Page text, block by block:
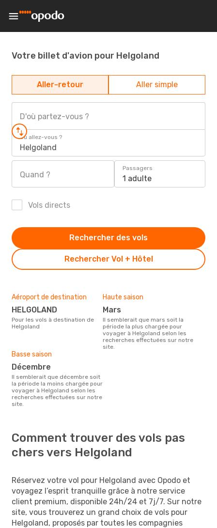
Votre billet d'avion pour Helgoland
Aller-retour Aller simple
D'où partez-vous ?
Où allez-vous ?
Helgoland
Quand ?
Passagers
1 adulte
Vols directs
Rechercher Vol + Hôtel
Rechercher des vols
Aéroport de destination
HELGOLAND
Pour les vols à destination de
Helgoland
Haute saison
mars
Il semblerait que mars soit la
période la plus chargée pour
voyager à Helgoland selon les
recherches effectuées sur notre
site.
Basse saison
décembre
Il semblerait que décembre soit
la période la moins chargée pour
voyager à Helgoland selon les
recherches effectuées sur notre
site.
Comment trouver des vols pas
chers vers Helgoland
Réservez votre vol pour Helgoland avec Opodo et
voyagez l’esprit tranquille grâce à notre service
client premium, disponible 24h/24 et 7j/7. Sur notre
site, vous trouverez un grand choix de vols pour
Helgoland, proposés par toutes les compagnies